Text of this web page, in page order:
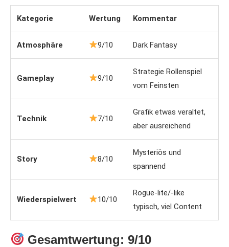
Kategorie Wertung Kommentar
Atmosphäre 9/10 Dark Fantasy
Gameplay 9/10
Strategie Rollenspiel
vom Feinsten
Technik 7/10
Grafik etwas veraltet,
aber ausreichend
Story 8/10
Mysteriös und
spannend
Wiederspielwert 10/10
Rogue-lite/-like
typisch, viel Content
Gesamtwertung: 9/10